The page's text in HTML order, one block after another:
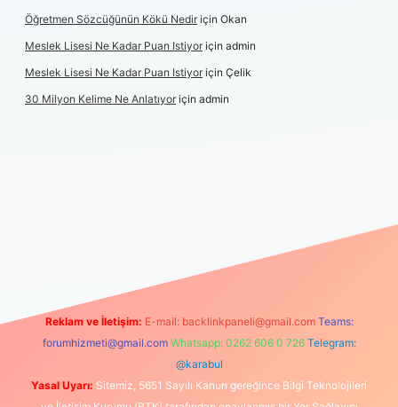
Öğretmen Sözcüğünün Kökü Nediriçin Okan
Meslek Lisesi Ne Kadar Puan Istiyoriçin admin
Meslek Lisesi Ne Kadar Puan Istiyoriçin Çelik
30 Milyon Kelime Ne Anlatıyoriçin admin
elexbetgiris.org
Reklam ve İletişim: E-mail: backlinkpaneli@gmail.com Teams:
forumhizmeti@gmail.com Whatsapp: 0262 606 0 726 Telegram:
@karabul
Yasal Uyarı: Sitemiz, 5651 Sayılı Kanun gereğince Bilgi Teknolojileri